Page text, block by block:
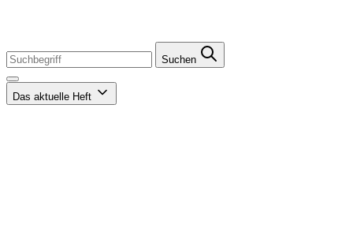
Suchen
Das aktuelle Heft